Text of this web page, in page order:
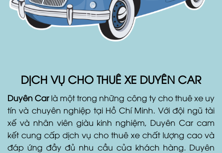
DỊCH VỤ CHO THUÊ XE DUYÊN CAR
Duyên Carlà một trong những công ty cho thuê xe uy
tín và chuyên nghiệp tại Hồ Chí Minh. Với đội ngũ tài
xế và nhân viên giàu kinh nghiệm, Duyên Car cam
kết cung cấp dịch vụ cho thuê xe chất lượng cao và
đáp ứng đầy đủ nhu cầu của khách hàng. Duyên